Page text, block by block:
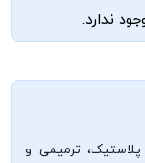
ندارد.
ترمیمی و